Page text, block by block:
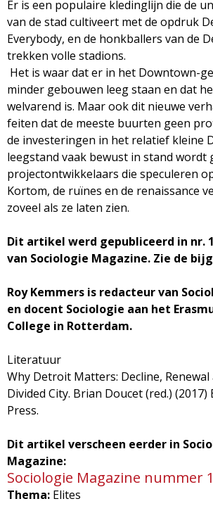
Er is een populaire kledinglijn die de
van de stad cultiveert met de opdruk
Everybody, en de honkballers van de
trekken volle stadions.
Het is waar dat er in het Downtown-
minder gebouwen leeg staan en dat
welvarend is. Maar ook dit nieuwe
feiten dat de meeste buurten geen
de investeringen in het relatief kleine
leegstand vaak bewust in stand wordt
projectontwikkelaars die speculeren
Kortom, de ruïnes en de renaissance
zoveel als ze laten zien.
Dit artikel werd gepubliceerd in nr. 1
van Sociologie Magazine. Zie de
Roy Kemmers is redacteur van
en docent Sociologie aan het
College in Rotterdam.
Literatuur
Why Detroit Matters: Decline, Renewal
Divided City. Brian Doucet (red.) (2017)
Press.
Dit artikel verscheen eerder in
Magazine:
Sociologie Magazine nummer
Thema: Elites